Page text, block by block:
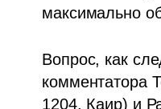
максимально
Вопрос, как
комментатора
1204, Каир) и